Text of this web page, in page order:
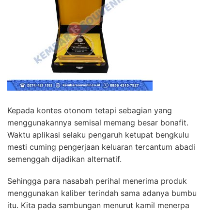
Kepada kontes otonom tetapi sebagian yang
menggunakannya semisal memang besar bonafit.
Waktu aplikasi selaku pengaruh ketupat bengkulu
mesti cuming pengerjaan keluaran tercantum abadi
semenggah dijadikan alternatif.
Sehingga para nasabah perihal menerima produk
menggunakan kaliber terindah sama adanya bumbu
itu. Kita pada sambungan menurut kamil menerpa